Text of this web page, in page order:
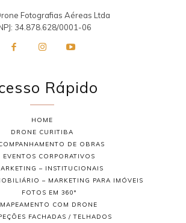
Fotografias Aéreas Ltda
34.878.628/0001-06
Rápido
HOME
DRONE CURITIBA
DE OBRAS
EVENTOS CORPORATIVOS
– INSTITUCIONAIS
– MARKETING PARA IMÓVEIS
FOTOS EM 360°
MAPEAMENTO COM DRONE
FACHADAS / TELHADOS